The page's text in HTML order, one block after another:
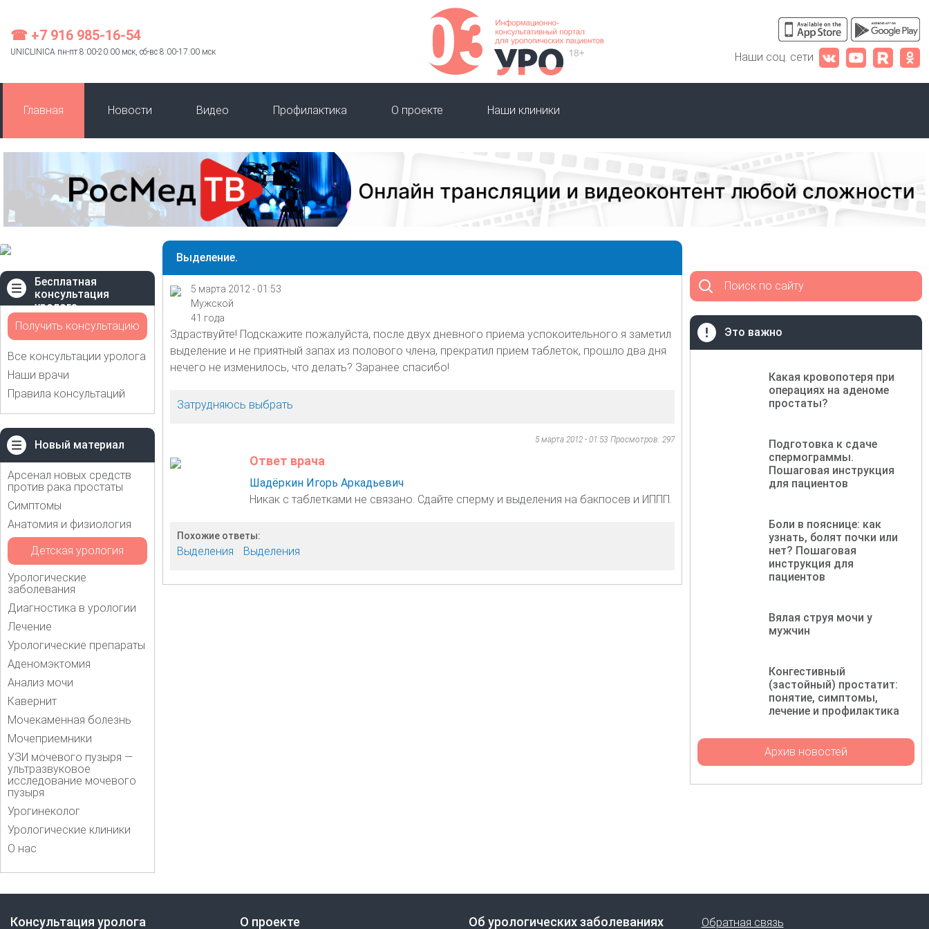
☎ +7 916 985-16-54
UNICLINICA пн-пт 8:00-20:00 мск, сб-вс 8:00-17:00 мск Наши соц. сети
Главная Новости Видео Профилактика О проекте Наши клиники
Бесплатная
консультация
уролога
Получить консультацию
Все консультации уролога
Наши врачи
Правила консультаций
Новый материал
Арсенал новых средств
против рака простаты
Симптомы
Анатомия и физиология
Детская урология
Урологические
заболевания
Диагностика в урологии
Лечение
Урологические препараты
Аденомэктомия
Анализ мочи
Кавернит
Мочекаменная болезнь
Мочеприемники
УЗИ мочевого пузыря —
ультразвуковое
исследование мочевого
пузыря
Урогинеколог
Урологические клиники
О нас
Выделение.
5 марта 2012 - 01:53
Мужской
41 года
Здраствуйте! Подскажите пожалуйста, после двух дневного приема успокоительного я заметил
выделение и не приятный запах из полового члена, прекратил прием таблеток, прошло два дня
нечего не изменилось, что делать? Заранее спасибо!
Затрудняюсь выбрать
5 марта 2012 - 01:53 Просмотров: 297
Ответ врача
Шадёркин Игорь Аркадьевич
Никак с таблетками не связано. Сдайте сперму и выделения на бакпосев и ИППП.
Похожие ответы:
Выделения Выделения
Поиск по сайту
Это важно
Какая кровопотеря при
операциях на аденоме
простаты?
Подготовка к сдаче
спермограммы.
Пошаговая инструкция
для пациентов
Боли в пояснице: как
узнать, болят почки или
нет? Пошаговая
инструкция для
пациентов
Вялая струя мочи у
мужчин
Конгестивный
(застойный) простатит:
понятие, симптомы,
лечение и профилактика
Архив новостей
Консультация уролога О проекте Об урологических заболеваниях Обратная связь